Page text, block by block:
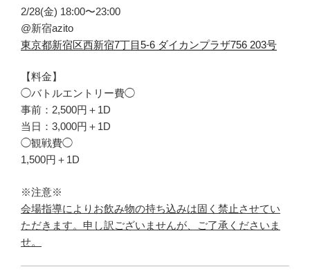
2/28(金) 18:00〜23:00
@新宿azito
東京都新宿区西新宿7丁目5-6 ダイカンプラザ756 203号
【料金】
◯バトルエントリー費◯
事前：2,500円＋1D
当日：3,000円＋1D
◯観戦費◯
1,500円＋1D
※注意※
会場指導によりお飲み物の持ち込みは固く禁止させてい
ただきます。申し訳ございませんが、ご了承くださいま
せ。